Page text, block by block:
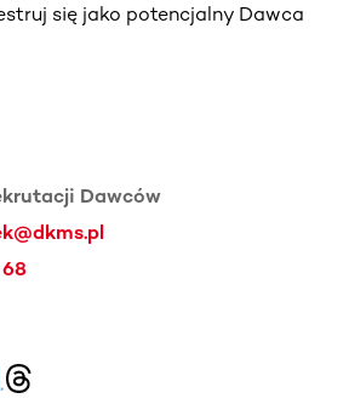
się jako potencjalny Dawca
Dawców